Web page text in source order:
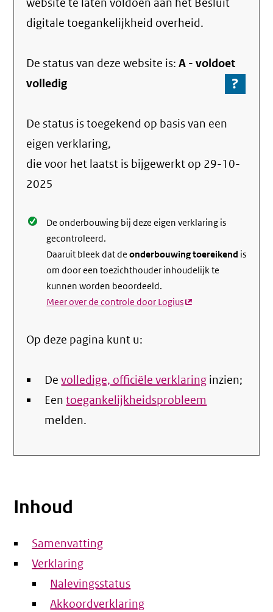
website te laten voldoen aan het Besluit
digitale toegankelijkheid overheid.
De status van dezewebsite is:A -voldoet
volledig
?
Ga
over
De status is toegekend op basis van een
eigen verklaring,
die voor het laatst is bijgewerkt op 29-10-
2025
De onderbouwing bij deze eigen verklaring is
gecontroleerd.
Daaruit bleek dat deonderbouwing toereikend is
om door een toezichthouder inhoudelijk te
kunnen worden beoordeeld.
Meer over de controle door Logius(externe
Op deze pagina kunt u:
Devolledige, officiële verklaring inzien;
Eentoegankelijkheidsprobleem
melden.
Inhoud
Samenvatting
Verklaring
Nalevingsstatus
Akkoordverklaring